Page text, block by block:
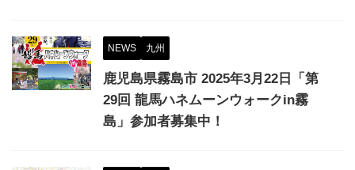
NEWS 九州
鹿児島県霧島市 2025年3月22日「第
29回 龍馬ハネムーンウォークin霧
島」参加者募集中！